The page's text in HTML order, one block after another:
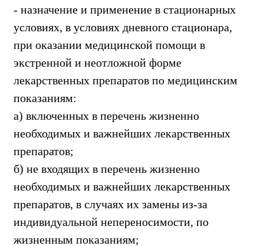
- назначение и применение в стационарных
условиях, в условиях дневного стационара,
при оказании медицинской помощи в
экстренной и неотложной форме
лекарственных препаратов по медицинским
показаниям:
а) включенных в перечень жизненно
необходимых и важнейших лекарственных
препаратов;
б) не входящих в перечень жизненно
необходимых и важнейших лекарственных
препаратов, в случаях их замены из-за
индивидуальной непереносимости, по
жизненным показаниям;